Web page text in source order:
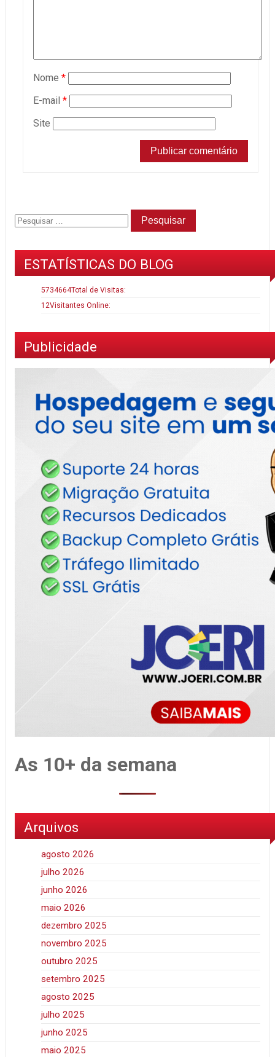
Nome *
E-mail *
Site
ESTATÍSTICAS DO BLOG
5734664Total de Visitas:
12Visitantes Online:
Publicidade
As 10+ da semana
Arquivos
agosto 2026
julho 2026
junho 2026
maio 2026
dezembro 2025
novembro 2025
outubro 2025
setembro 2025
agosto 2025
julho 2025
junho 2025
maio 2025